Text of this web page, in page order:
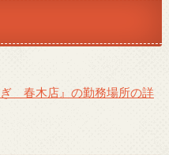
春木店』の勤務場所の詳